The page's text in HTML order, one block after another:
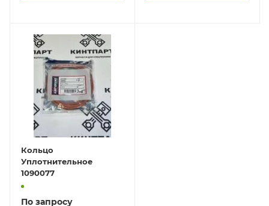
Кольцо
Уплотнительное
1090077
По запросу